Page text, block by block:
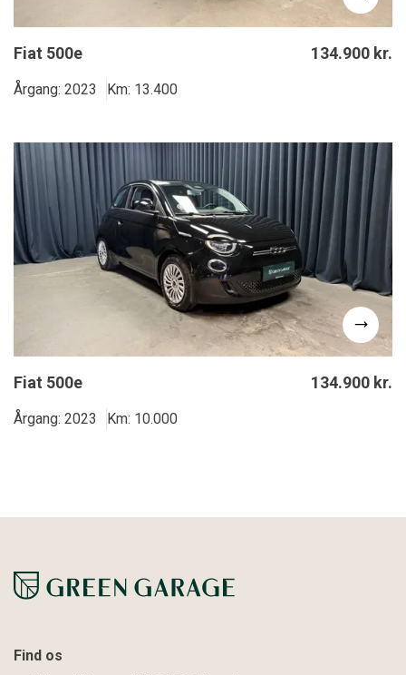
Fiat 500e 134.900 kr.
Årgang: 2023 Km: 13.400
Fiat 500e 134.900 kr.
Årgang: 2023 Km: 10.000
Find os